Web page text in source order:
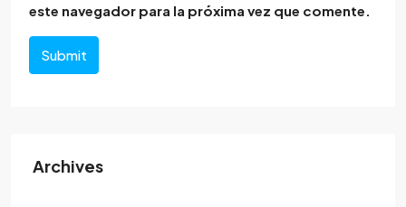
este navegador para la próxima vez que comente.
Submit
Archives